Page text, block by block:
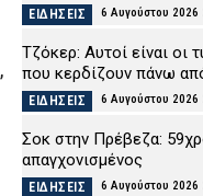
ΕΙΔΗΣΕΙΣ 6 Αυγούστου 2026
Τζόκερ: Αυτοί είναι οι
που κερδίζουν πάνω
ΕΙΔΗΣΕΙΣ 6 Αυγούστου 2026
Σοκ στην Πρέβεζα:
απαγχονισμένος
ΕΙΔΗΣΕΙΣ 6 Αυγούστου 2026